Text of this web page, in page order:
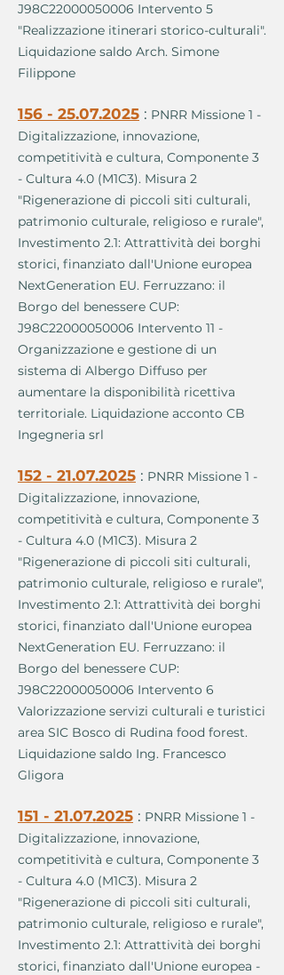
J98C22000050006 Intervento 5
"Realizzazione itinerari storico-culturali".
Liquidazione saldo Arch. Simone
Filippone
156 - 25.07.2025 : PNRR Missione 1 -
Digitalizzazione, innovazione,
competitività e cultura, Componente 3
- Cultura 4.0 (M1C3). Misura 2
"Rigenerazione di piccoli siti culturali,
patrimonio culturale, religioso e rurale",
Investimento 2.1: Attrattività dei borghi
storici, finanziato dall'Unione europea
NextGeneration EU. Ferruzzano: il
Borgo del benessere CUP:
J98C22000050006 Intervento 11 -
Organizzazione e gestione di un
sistema di Albergo Diffuso per
aumentare la disponibilità ricettiva
territoriale. Liquidazione acconto CB
Ingegneria srl
152 - 21.07.2025 : PNRR Missione 1 -
Digitalizzazione, innovazione,
competitività e cultura, Componente 3
- Cultura 4.0 (M1C3). Misura 2
"Rigenerazione di piccoli siti culturali,
patrimonio culturale, religioso e rurale",
Investimento 2.1: Attrattività dei borghi
storici, finanziato dall'Unione europea
NextGeneration EU. Ferruzzano: il
Borgo del benessere CUP:
J98C22000050006 Intervento 6
Valorizzazione servizi culturali e turistici
area SIC Bosco di Rudina food forest.
Liquidazione saldo Ing. Francesco
Gligora
151 - 21.07.2025 : PNRR Missione 1 -
Digitalizzazione, innovazione,
competitività e cultura, Componente 3
- Cultura 4.0 (M1C3). Misura 2
"Rigenerazione di piccoli siti culturali,
patrimonio culturale, religioso e rurale",
Investimento 2.1: Attrattività dei borghi
storici, finanziato dall'Unione europea -